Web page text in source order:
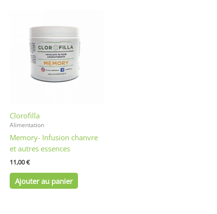
Clorofilla
Alimentation
Memory- Infusion chanvre
et autres essences
11,00€
Ajouter au panier